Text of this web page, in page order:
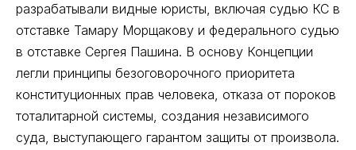
разрабатывали видные юристы, включая судью КС в
отставке Тамару Морщакову и федерального судью
в отставке Сергея Пашина. В основу Концепции
легли принципы безоговорочного приоритета
конституционных прав человека, отказа от пороков
тоталитарной системы, создания независимого
суда, выступающего гарантом защиты от произвола.